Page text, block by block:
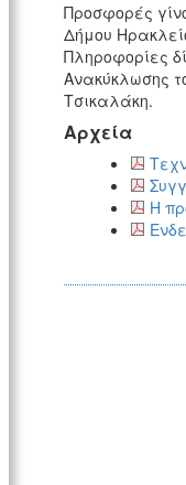
Προσφορές
Δήμου
Πληροφορίες
Ανακύκλωσης
Τσικαλάκη.
Αρχεία
Η